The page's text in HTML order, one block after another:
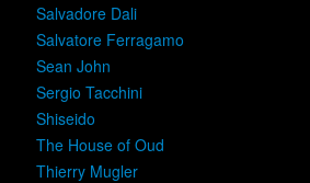
Salvadore Dali
Salvatore Ferragamo
Sean John
Sergio Tacchini
Shiseido
The House of Oud
Thierry Mugler